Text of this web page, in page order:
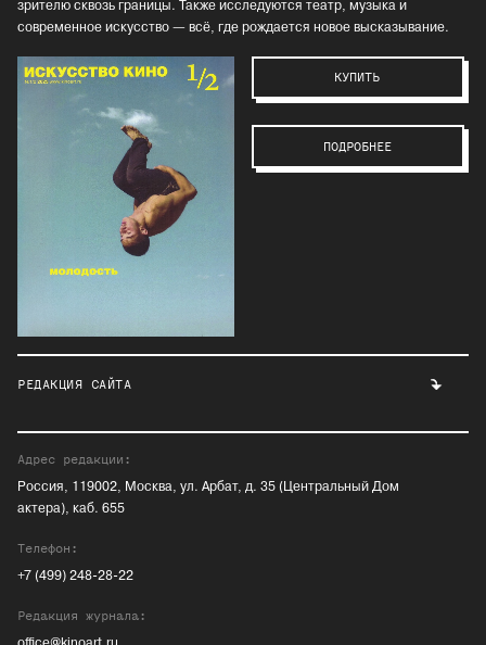
зрителю сквозь границы. Также исследуются театр, музыка и
современное искусство — всё, где рождается новое высказывание.
КУПИТЬ
ПОДРОБНЕЕ
РЕДАКЦИЯ САЙТА
Адрес редакции:
Россия, 119002, Москва, ул. Арбат, д. 35 (Центральный Дом
актера), каб. 655
Телефон:
+7 (499) 248-28-22
Редакция журнала: